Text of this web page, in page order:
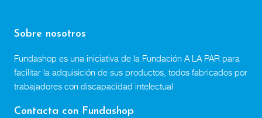
Sobre nosotros
Fundashop es una iniciativa de la Fundación A LA PAR para
facilitar la adquisición de sus productos, todos fabricados por
trabajadores con discapacidad intelectual
Contacta con Fundashop